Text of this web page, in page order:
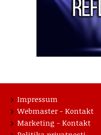
Impressum
Webmaster - Kontakt
Marketing - Kontakt